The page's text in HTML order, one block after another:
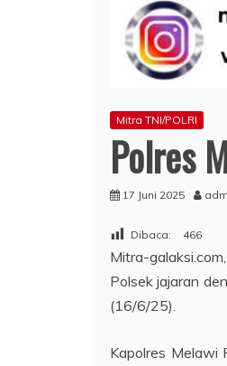
Mitra TNI/POLRI
Polres
17 Juni 2025
Dibaca: 466
Mitra-galaksi.com,
Polsek jajaran
(16/6/25).
Kapolres Melawi